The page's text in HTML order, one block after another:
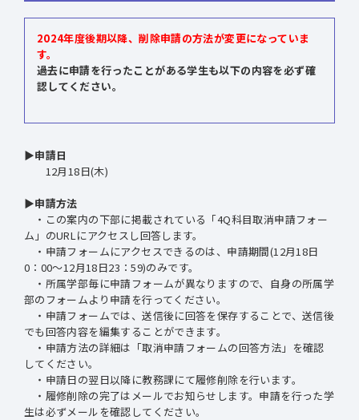
2024年度後期以降、削除申請の方法が変更になっていま
す。
過去に申請を行ったことがある学生も以下の内容を必ず確
認してください。
▶申請日
12月18日(木)
▶申請方法
・この案内の下部に掲載されている「4Q科目取消申請フォー
ム」のURLにアクセスし回答します。
・申請フォームにアクセスできるのは、申請期間(12月18日
0：00～12月18日23：59)のみです。
・所属学部毎に申請フォームが異なりますので、自身の所属学
部のフォームより申請を行ってください。
・申請フォームでは、送信後に回答を保存することで、送信後
でも回答内容を編集することができます。
・申請方法の詳細は「取消申請フォームの回答方法」を確認
してください。
・申請日の翌日以降に教務課にて履修削除を行います。
・履修削除の完了はメールでお知らせします。申請を行った学
生は必ずメールを確認してください。